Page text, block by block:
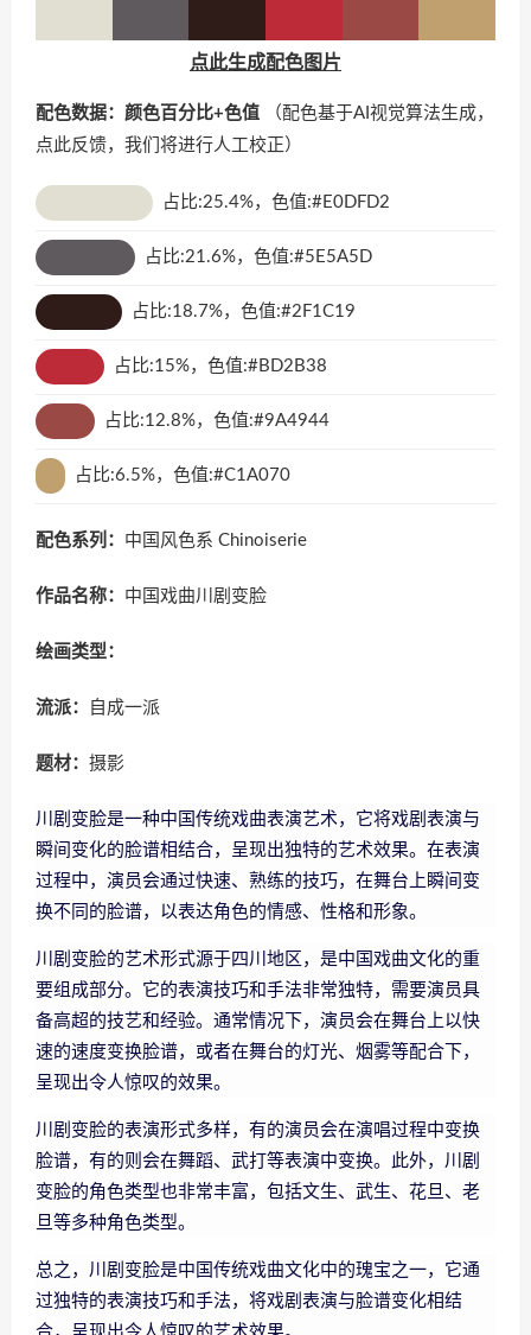
点此生成配色图片
配色数据：颜色百分比+色值 （配色基于AI视觉算法生成，
点此反馈，我们将进行人工校正）
占比:25.4%，色值:#E0DFD2
占比:21.6%，色值:#5E5A5D
占比:18.7%，色值:#2F1C19
占比:15%，色值:#BD2B38
占比:12.8%，色值:#9A4944
占比:6.5%，色值:#C1A070
配色系列： 中国风色系 Chinoiserie
作品名称： 中国戏曲川剧变脸
绘画类型：
流派： 自成一派
题材： 摄影
川剧变脸是一种中国传统戏曲表演艺术，它将戏剧表演与
瞬间变化的脸谱相结合，呈现出独特的艺术效果。在表演
过程中，演员会通过快速、熟练的技巧，在舞台上瞬间变
换不同的脸谱，以表达角色的情感、性格和形象。
川剧变脸的艺术形式源于四川地区，是中国戏曲文化的重
要组成部分。它的表演技巧和手法非常独特，需要演员具
备高超的技艺和经验。通常情况下，演员会在舞台上以快
速的速度变换脸谱，或者在舞台的灯光、烟雾等配合下，
呈现出令人惊叹的效果。
川剧变脸的表演形式多样，有的演员会在演唱过程中变换
脸谱，有的则会在舞蹈、武打等表演中变换。此外，川剧
变脸的角色类型也非常丰富，包括文生、武生、花旦、老
旦等多种角色类型。
总之，川剧变脸是中国传统戏曲文化中的瑰宝之一，它通
过独特的表演技巧和手法，将戏剧表演与脸谱变化相结